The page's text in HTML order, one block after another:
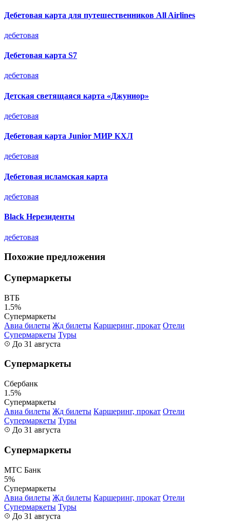
Дебетовая карта для путешественников All Airlines
дебетовая
Дебетовая карта S7
дебетовая
Детская светящаяся карта «Джуниор»
дебетовая
Дебетовая карта Junior МИР КХЛ
дебетовая
Дебетовая исламская карта
дебетовая
Black Нерезиденты
дебетовая
Похожие предложения
Супермаркеты
ВТБ
1.5%
Супермаркеты
Авиа билеты Жд билеты Каршеринг, прокат Отели
Супермаркеты Туры
До 31 августа
Супермаркеты
Сбербанк
1.5%
Супермаркеты
Авиа билеты Жд билеты Каршеринг, прокат Отели
Супермаркеты Туры
До 31 августа
Супермаркеты
МТС Банк
5%
Супермаркеты
Авиа билеты Жд билеты Каршеринг, прокат Отели
Супермаркеты Туры
До 31 августа